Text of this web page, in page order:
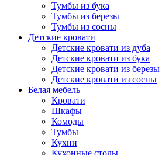
Тумбы из бука
Тумбы из березы
Тумбы из сосны
Детские кровати
Детские кровати из дуба
Детские кровати из бука
Детские кровати из березы
Детские кровати из сосны
Белая мебель
Кровати
Шкафы
Комоды
Тумбы
Кухни
Кухонные столы